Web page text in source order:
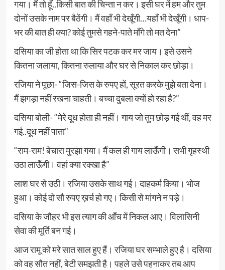
गया। मैं तो हूँ..किसी बात की चिन्ता न कर। इसी घर में हम और तुम
दोनों उसके नाम पर बैठेंगी। मैं वहाँ भी देखूँगी…यहाँ भी देखूँगी। धाप-
भर की बात ही क्या? कोई तुमसे गहने-पाते माँगे तो मत देना”
दसिया का जी होता था कि सिर पटक कर मर जाय। इसे उसने
कितना जलाया, कितना रुलाया और घर से निकाल कर छोड़ा।
रजिया ने पूछा- “जिस-जिस के रुपए हों, सूरत करके मुझे बता देना।
मैं झगड़ा नहीं रखना चाहती। बच्चा दुबला क्यों हो रहा है?”
दसिया बोली- “मेरे दूध होता ही नहीं। गाय जो तुम छोड़ गई थीं, वह मर
गई..दूध नहीं पाता”
“राम-राम! बेचारा मुरझा गया। मैं कल ही गाय लाऊँगी। सभी गृहस्थी
उठा लाऊँगी। वहां क्या रक्खा है”
लाश घर से उठी। रजिया उसके साथ गई। दाहकर्म किया। भोज
हुआ। कोई दो सौ रुपए ख़र्च हो गए। किसी से मांगने न पड़े।
दसिया के जौहर भी इस त्याग की आँच में निकल आए। विलासिनी
सेवा की मूर्ति बन गई।
आज रामू को मरे सात साल हुए हैं। रजिया घर सम्भाले हुए है। दसिया
को वह सौत नहीं, बेटी समझती है। पहले उसे पहनाकर तब आप